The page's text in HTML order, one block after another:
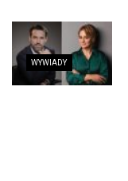
WYWIADY